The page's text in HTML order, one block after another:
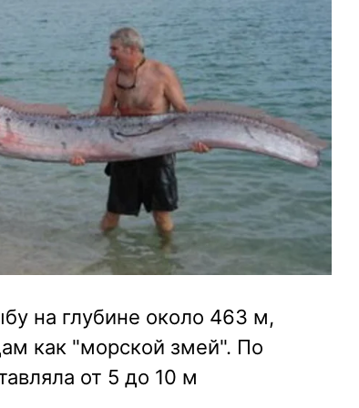
на глубине около 463 м,
как "морской змей". По
от 5 до 10 м